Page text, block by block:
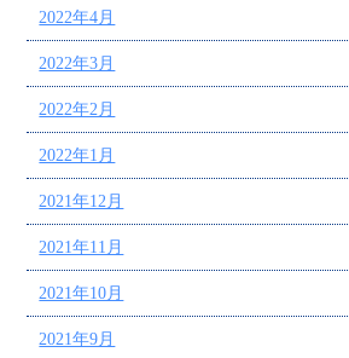
2022年4月
2022年3月
2022年2月
2022年1月
2021年12月
2021年11月
2021年10月
2021年9月